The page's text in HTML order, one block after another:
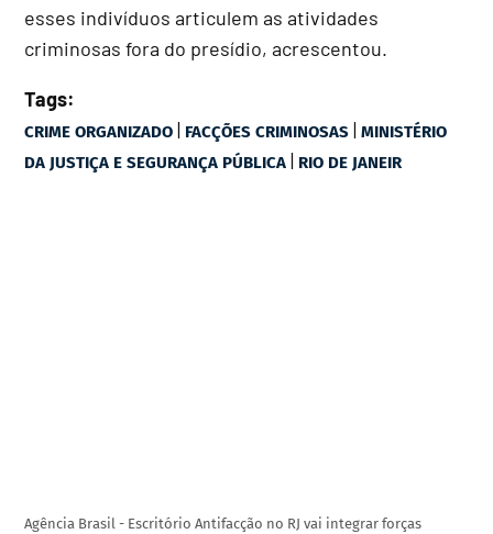
esses indivíduos articulem as atividades
criminosas fora do presídio, acrescentou.
Tags:
CRIME ORGANIZADO | FACÇÕES CRIMINOSAS |MINISTÉRIO
DA JUSTIÇA E SEGURANÇA PÚBLICA | RIO DE JANEIR
Agência Brasil - Escritório Antifacção no RJ vai integrar forças